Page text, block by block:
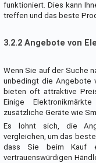
funktioniert. Dies kann
treffen und das beste
3.2.2 Angebote von
Wenn Sie auf der Suche
unbedingt die Angebote
bieten oft attraktive
Einige
zusätzliche Geräte wie
Es lohnt sich, die
vergleichen, um das
dass Sie beim Kauf
vertrauenswürdigen